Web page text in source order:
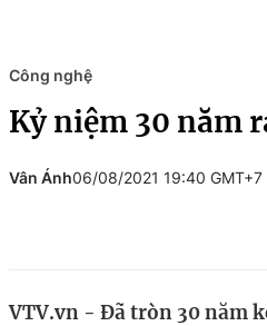
Công nghệ
Kỷ niệm 30 năm
Vân Ánh06/08/2021 19:40 GMT+7
VTV.vn - Đã tròn 30 năm